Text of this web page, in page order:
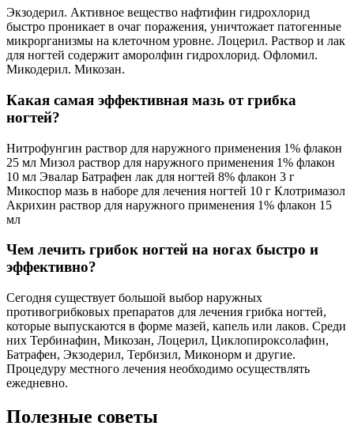
Экзодерил. Активное вещество нафтифин гидрохлорид
быстро проникает в очаг поражения, уничтожает патогенные
микрорганизмы на клеточном уровне. Лоцерил. Раствор и лак
для ногтей содержит аморолфин гидрохлорид. Офломил.
Микодерил. Микозан.
Какая самая эффективная мазь от грибка
ногтей?
Нитрофунгин раствор для наружного применения 1% флакон
25 мл Мизол раствор для наружного применения 1% флакон
10 мл Эвалар Батрафен лак для ногтей 8% флакон 3 г
Микоспор мазь в наборе для лечения ногтей 10 г Клотримазол
Акрихин раствор для наружного применения 1% флакон 15
мл
Чем лечить грибок ногтей на ногах быстро и
эффективно?
Сегодня существует большой выбор наружных
противогрибковых препаратов для лечения грибка ногтей,
которые выпускаются в форме мазей, капель или лаков. Среди
них Тербинафин, Микозан, Лоцерил, Циклопироксолафин,
Батрафен, Экзодерил, Тербизил, Миконорм и другие.
Процедуру местного лечения необходимо осуществлять
ежедневно.
Полезные советы